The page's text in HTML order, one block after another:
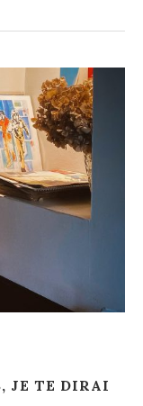
JE TE DIRAI